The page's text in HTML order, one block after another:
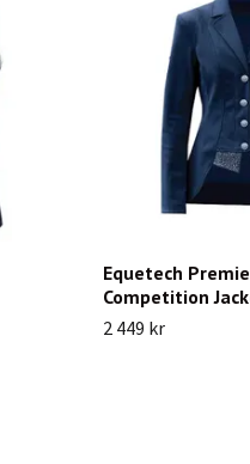
Equetech
Competition
2 449 kr